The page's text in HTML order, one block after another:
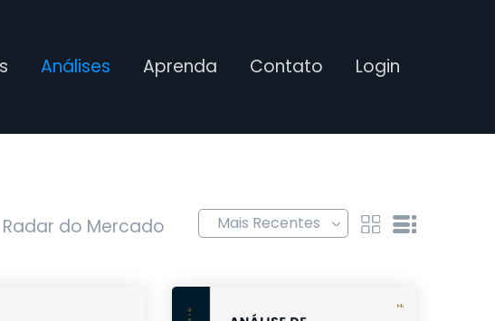
Análises Aprenda Contato Login
Radar do Mercado